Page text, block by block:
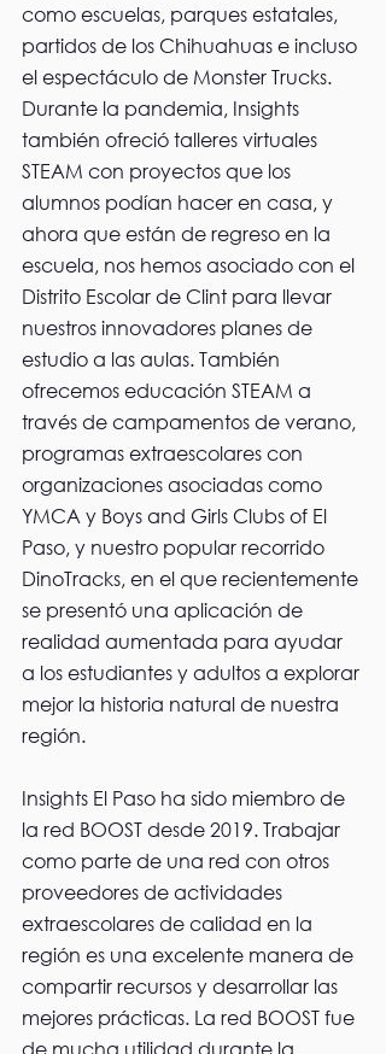
como escuelas, parques estatales,
partidos de los Chihuahuas e incluso
el espectáculo de Monster Trucks.
Durante la pandemia, Insights
también ofreció talleres virtuales
STEAM con proyectos que los
alumnos podían hacer en casa, y
ahora que están de regreso en la
escuela, nos hemos asociado con el
Distrito Escolar de Clint para llevar
nuestros innovadores planes de
estudio a las aulas. También
ofrecemos educación STEAM a
través de campamentos de verano,
programas extraescolares con
organizaciones asociadas como
YMCA y Boys and Girls Clubs of El
Paso, y nuestro popular recorrido
DinoTracks, en el que recientemente
se presentó una aplicación de
realidad aumentada para ayudar
a los estudiantes y adultos a explorar
mejor la historia natural de nuestra
región.
Insights El Paso ha sido miembro de
la red BOOST desde 2019. Trabajar
como parte de una red con otros
proveedores de actividades
extraescolares de calidad en la
región es una excelente manera de
compartir recursos y desarrollar las
mejores prácticas. La red BOOST fue
de mucha utilidad durante la